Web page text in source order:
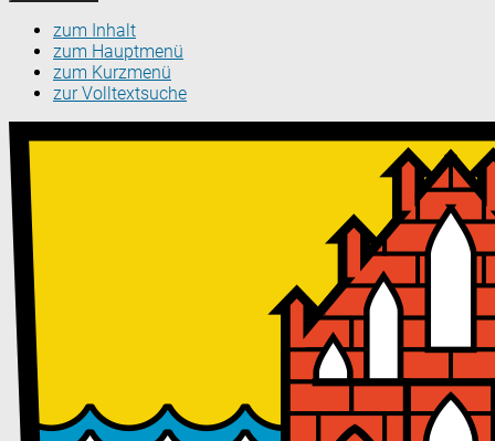
zum Inhalt
zum Hauptmenü
zum Kurzmenü
zur Volltextsuche